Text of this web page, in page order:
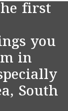
first
you
in
South